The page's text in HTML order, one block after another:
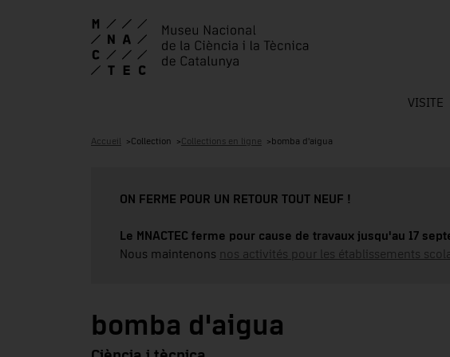
VISITE
Accueil Collection Collections en ligne bomba d'aigua
ON FERME POUR UN RETOUR TOUT NEUF !
Le MNACTEC ferme pour cause de travaux jusqu'au 17
Nous maintenons nos activités pour les établissements
bomba d'aigua